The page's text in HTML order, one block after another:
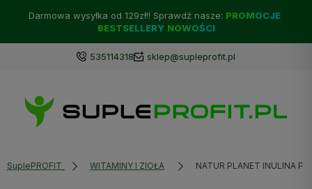
Darmowa wysyłka od 129zł!! Sprawdź nasze: PROMOCJE
BESTSELLERY NOWOŚCI
535114318 sklep@supleprofit.pl
SuplePROFIT WITAMINY I ZIOŁA NATUR PLANET INULINA